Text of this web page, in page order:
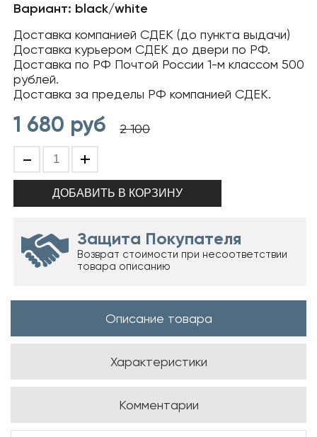
Вариант: black/white
Доставка компанией СДЕК (до пункта выдачи)
Доставка курьером СДЕК до двери по РФ.
Доставка по РФ Почтой России 1-м классом 500
рублей.
Доставка за пределы РФ компанией СДЕК.
1 680 руб 2 100
- +
Защита Покупателя
Возврат стоимости при несоответствии
товара описанию
Описание товара
Характеристики
Комментарии